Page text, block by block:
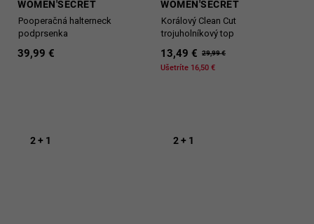
WOMEN'SECRET
Pooperačná halterneck
podprsenka
39,99 €
WOMEN'SECRET
Korálový Clean Cut
trojuholníkový top
13,49 € 29,99 €
Ušetríte 16,50 €
2 + 1 2 + 1